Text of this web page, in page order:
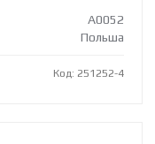
A0052
Польша
Код: 251252-4